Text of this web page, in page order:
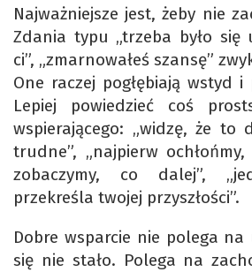
Najważniejsze jest, żeby nie
Zdania typu „trzeba było się
ci”, „zmarnowałeś szansę”
One raczej pogłębiają wstyd i
Lepiej powiedzieć coś
wspierającego: „widzę, że to
trudne”, „najpierw
zobaczymy, co dalej”,
przekreśla twojej przyszłości”.
Dobre wsparcie nie polega
się nie stało. Polega na